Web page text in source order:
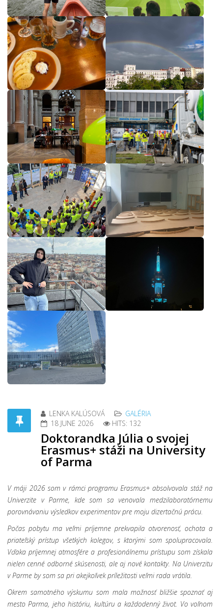
LENKA KALÚSOVÁ
GALÉRIA
18 JUNE 2026
HITS: 132
Doktorandka Júlia o svojej
Erasmus+ stáži na University
of Parma
V máji 2026 som v rámci programu Erasmus+ absolvovala stáž na
Univerzite v Parme, kde som sa venovala medzilaboratórnemu
porovnávaniu výsledkov experimentov pre moju dizertačnú prácu.
Počas pobytu ma veľmi príjemne prekvapila otvorenosť, ochota a
priateľský prístup všetkých kolegov, s ktorými som spolupracovala.
Vďaka príjemnej atmosfére a profesionálnemu prístupu som získala
nielen cenné odborné skúsenosti, ale aj nové kontakty. Na Univerzitu
v Parme by som sa pri akejkoľvek príležitosti veľmi rada vrátila.
Okrem samotného výskumu som mala možnosť bližšie spoznať aj
mesto Parma, jeho históriu, kultúru a každodenný život. Vo voľnom